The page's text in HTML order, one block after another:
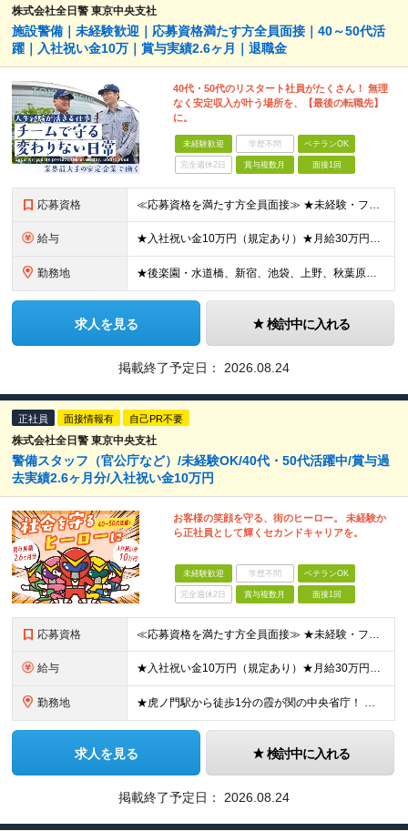
株式会社全日警 東京中央支社
施設警備｜未経験歓迎｜応募資格満たす方全員面接｜40～50代活
躍｜入社祝い金10万｜賞与実績2.6ヶ月｜退職金
40代・50代のリスタート社員がたくさん！ 無理
なく安定収入が叶う場所を、【最後の転職先】
に。
未経験歓迎 学歴不問 ベテランOK
完全週休2日 賞与複数月 面接1回
応募資格 ≪応募資格を満たす方全員面接≫ ★未経験・フリーターからの正社員デビューもOK（40代～60代活躍中） ★第二新卒OK 今までの経歴や転職回数は不問！ 「誠実に対応できる」「真面目にコツコツ頑張れる」
給与 ★入社祝い金10万円（規定あり）★月給30万円以上も可能/賞与年2回（2025年度実績例：2.6ヶ月分） 月給21万2250円～37万円+賞与年2回 ※経験・能力を考慮の上、当社規定により決定します
勤務地 ★後楽園・水道橋、新宿、池袋、上野、秋葉原、錦糸町、霞が関、白金高輪、吉祥寺、永田町、小川など複数勤務地で募集 ★東京ドームで積極採用中 東京ドームを始め、勤務地はご希望を考慮の上、決定いたします。
求人を見る 検討中に入れる
掲載終了予定日： 2026.08.24
正社員 面接情報有 自己PR不要
株式会社全日警 東京中央支社
警備スタッフ（官公庁など）/未経験OK/40代・50代活躍中/賞与過
去実績2.6ヶ月分/入社祝い金10万円
お客様の笑顔を守る、街のヒーロー。 未経験か
ら正社員として輝くセカンドキャリアを。
未経験歓迎 学歴不問 ベテランOK
完全週休2日 賞与複数月 面接1回
応募資格 ≪応募資格を満たす方全員面接≫ ★未経験・フリーターからの正社員デビューもOK（40代～60代活躍中） ★第二新卒OK 今までの経歴や転職回数は不問！ 「誠実に対応できる」「真面目にコツコツ頑張れる」
給与 ★入社祝い金10万円（規定あり）★月給30万円以上も可能/賞与年2回（2025年度実績例：2.6ヶ月分） 月給21万2250円～37万円+賞与年2回 ※経験・能力を考慮の上、当社規定により決定します
勤務地 ★虎ノ門駅から徒歩1分の霞が関の中央省庁！ ◆新宿/池袋/秋葉原/水道橋/吉祥寺/永田町/小川など駅チカの勤務地多数 地上出口から屋根伝いで雨の日も濡れずに出勤もできます。 ビル内のコンビニや職員用
求人を見る 検討中に入れる
掲載終了予定日： 2026.08.24